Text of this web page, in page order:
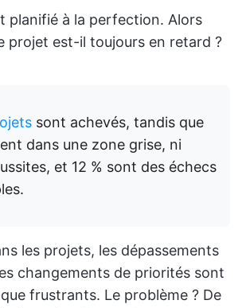
planifié à la perfection. Alors
projet est-il toujours en retard ?
sont achevés, tandis que
dans une zone grise, ni
et 12 % sont des échecs
les projets, les dépassements
changements de priorités sont
frustrants. Le problème ? De